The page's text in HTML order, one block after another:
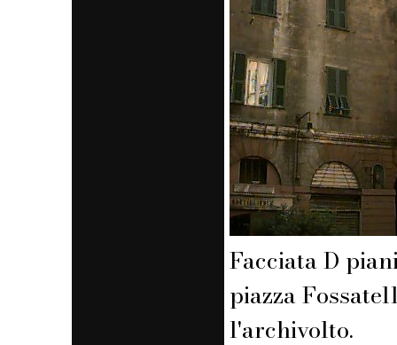
Facciata D
piazza
l'archivolto.